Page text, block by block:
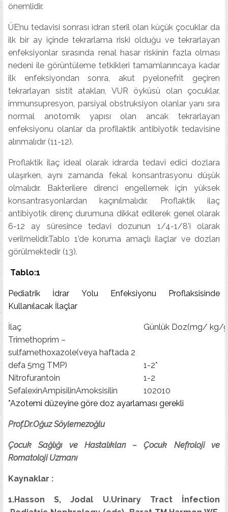
önemlidir.
ÜE’nu tedavisi sonrası idrarı steril olan küçük çocuklar da
ilk bir ay içinde tekrarlama riski olduğu ve tekrarlayan
enfeksiyonlar sırasında renal hasar riskinin fazla olması
nedeni ile görüntüleme tetkikleri tamamlanıncaya kadar
ilk enfeksiyondan sonra, akut pyelonefrit geçiren
tekrarlayan sistit atakları, VUR öyküsü olan çocuklar,
immunsupresyon, parsiyal obstruksiyon olanlar yanı sıra
normal anotomik yapısı olan ancak tekrarlayan
enfeksiyonu olanlar da profilaktik antibiyotik tedavisine
alınmalıdır (11-12).
Proflaktik ilaç ideal olarak idrarda tedavi edici dozlara
ulaşırken, aynı zamanda fekal konsantrasyonu düşük
olmalıdır. Bakterilere direnci engellemek için yüksek
konsantrasyonlardan kaçınılmalıdır. Proflaktik ilaç
antibiyotik direnç durumuna dikkat edilerek genel olarak
6-12 ay süresince tedavi dozunun 1/4-1/8’i olarak
verilmelidir.Tablo 1’de koruma amaçlı ilaçlar ve dozları
görülmektedir (13).
Tablo:1
Pediatrik İdrar Yolu Enfeksiyonu Proflaksisinde
Kullanılacak İlaçlar
İlaç
Günlük Doz(mg/ kg/
Trimethoprim –
sulfamethoxazole(veya haftada 2
defa 5mg TMP)
1-2*
Nitrofurantoin
1-2
SefalexinAmpisilinAmoksisilin
102010
*Azotemi düzeyine göre doz ayarlaması gerekli
Prof.Dr.Oğuz Söylemezoğlu
Çocuk Sağlığı ve Hastalıkları – Çocuk Nefroloji ve
Romatoloji Uzmanı
Kaynaklar :
1.Hasson S, Jodal U.Urinary Tract İnfection